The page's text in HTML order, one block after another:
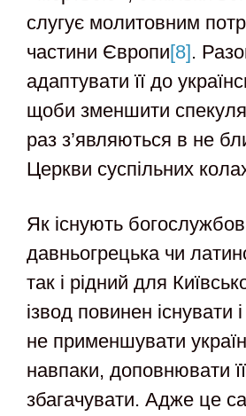
слугує молитовним
частини Європи[8] .
адаптувати її до
щоби зменшити
раз з’являються в не
Церкви суспільних
Як існують
давньогрецька чи
так і рідний для
ізвод повинен існувати
не применшувати
навпаки, доповнювати
збагачувати. Адже це